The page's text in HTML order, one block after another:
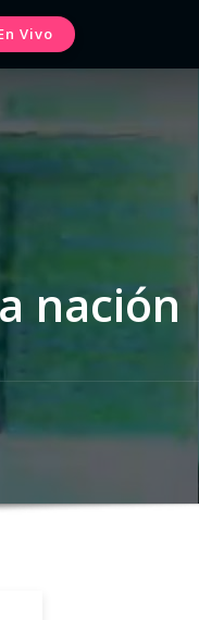
Vivo
nación